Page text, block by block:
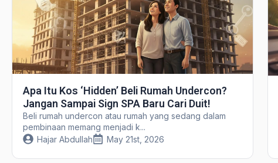
Apa Itu Kos ‘Hidden’ Beli Rumah Undercon?
Jangan Sampai Sign SPA Baru Cari Duit!
Beli rumah undercon atau rumah yang sedang dalam
pembinaan memang menjadi k...
Hajar Abdullah
May 21st, 2026